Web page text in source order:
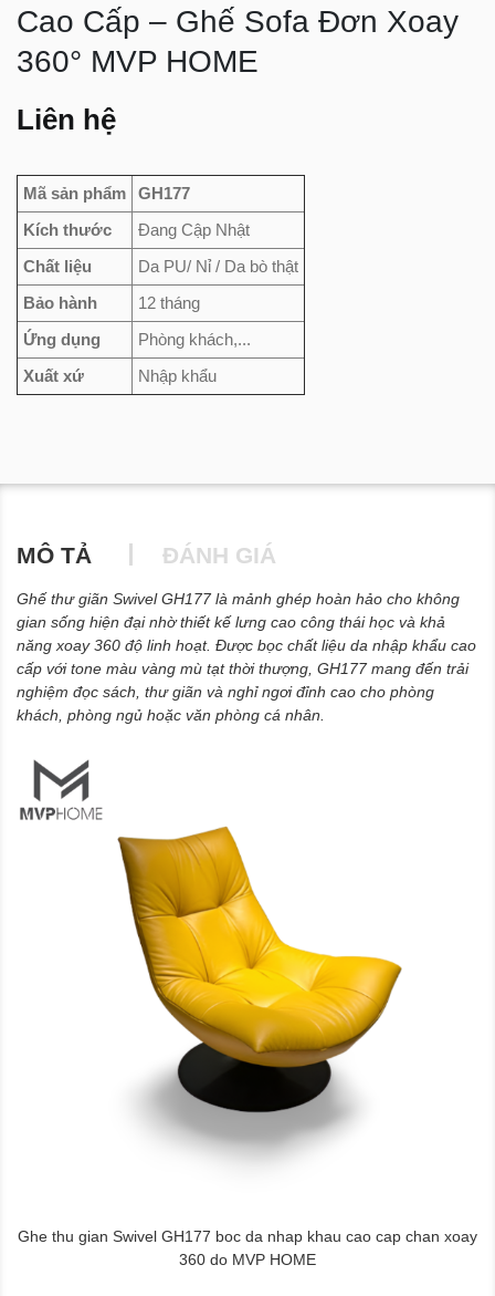
Cao Cấp – Ghế Sofa Đơn Xoay
360° MVP HOME
Liên hệ
Mã sản phẩm
GH177
Kích thước
Đang Cập Nhật
Chất liệu
Da PU/ Nỉ / Da bò thật
Bảo hành
12 tháng
Ứng dụng
Phòng khách,...
Xuất xứ
Nhập khẩu
MÔ TẢ ĐÁNH GIÁ
Ghế thư giãn Swivel GH177 là mảnh ghép hoàn hảo cho không
gian sống hiện đại nhờ thiết kế lưng cao công thái học và khả
năng xoay 360 độ linh hoạt. Được bọc chất liệu da nhập khẩu cao
cấp với tone màu vàng mù tạt thời thượng, GH177 mang đến trải
nghiệm đọc sách, thư giãn và nghỉ ngơi đỉnh cao cho phòng
khách, phòng ngủ hoặc văn phòng cá nhân.
Ghe thu gian Swivel GH177 boc da nhap khau cao cap chan xoay
360 do MVP HOME